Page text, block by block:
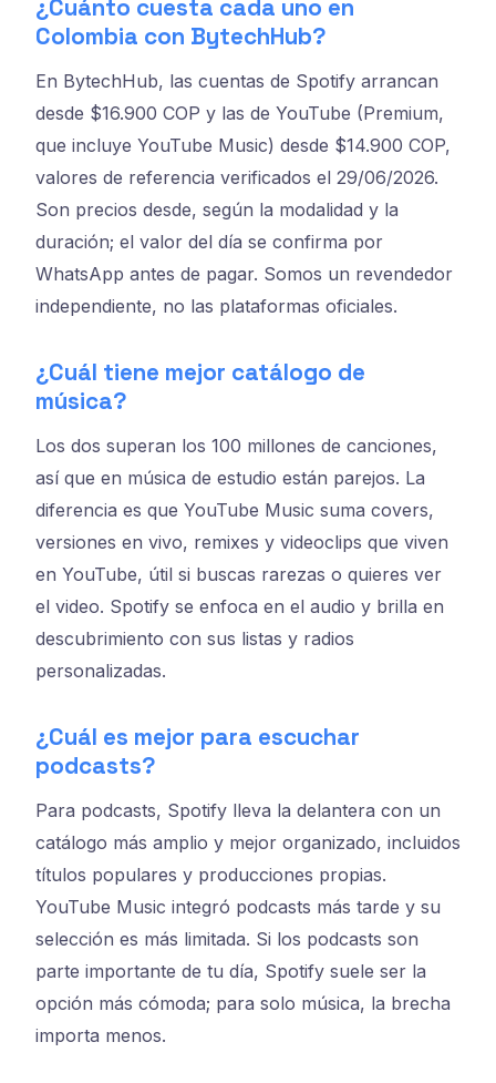
¿Cuánto cuesta cada uno en
Colombia con BytechHub?
En BytechHub, las cuentas de Spotify arrancan
desde $16.900 COP y las de YouTube (Premium,
que incluye YouTube Music) desde $14.900 COP,
valores de referencia verificados el 29/06/2026.
Son precios desde, según la modalidad y la
duración; el valor del día se confirma por
WhatsApp antes de pagar. Somos un revendedor
independiente, no las plataformas oficiales.
¿Cuál tiene mejor catálogo de
música?
Los dos superan los 100 millones de canciones,
así que en música de estudio están parejos. La
diferencia es que YouTube Music suma covers,
versiones en vivo, remixes y videoclips que viven
en YouTube, útil si buscas rarezas o quieres ver
el video. Spotify se enfoca en el audio y brilla en
descubrimiento con sus listas y radios
personalizadas.
¿Cuál es mejor para escuchar
podcasts?
Para podcasts, Spotify lleva la delantera con un
catálogo más amplio y mejor organizado, incluidos
títulos populares y producciones propias.
YouTube Music integró podcasts más tarde y su
selección es más limitada. Si los podcasts son
parte importante de tu día, Spotify suele ser la
opción más cómoda; para solo música, la brecha
importa menos.